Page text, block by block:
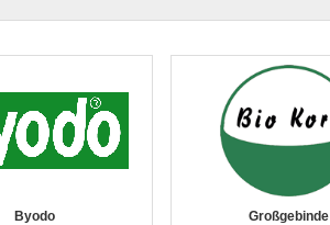
Byodo Großgebinde